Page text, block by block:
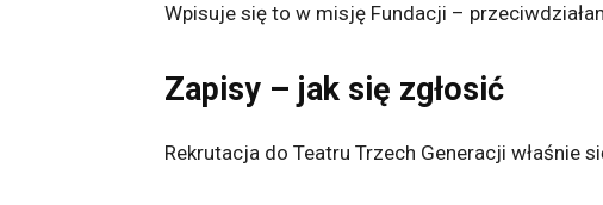
Wpisuje się to w misję Fundacji –
Zapisy – jak się zgłosić
Rekrutacja do Teatru Trzech Generacji właśnie